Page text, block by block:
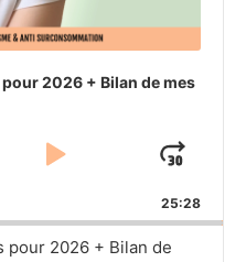
2026 + Bilan de mes
PLAY
PAUSE25:28
pour 2026 + Bilan de